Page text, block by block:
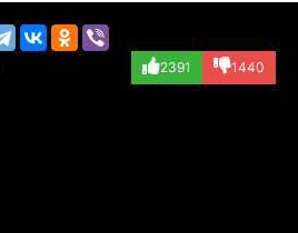
2391 1440